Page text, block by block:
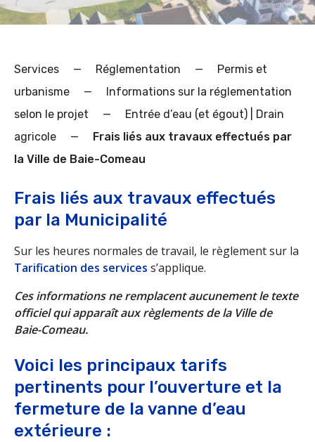
Services — Réglementation —
Permis et
urbanisme
—
Informations sur la réglementation
selon le projet
—
Entrée d’eau (et égout) | Drain
agricole
—
Frais liés aux travaux effectués par
la Ville de Baie-Comeau
Frais liés aux travaux effectués
par la Municipalité
Sur les heures normales de travail, le règlement sur la
Tarification des services s’applique.
Ces informations ne remplacent aucunement le texte
officiel qui apparaît aux règlements de la Ville de
Baie-Comeau.
Voici les principaux tarifs
pertinents pour l’ouverture et la
fermeture de la vanne d’eau
extérieure :